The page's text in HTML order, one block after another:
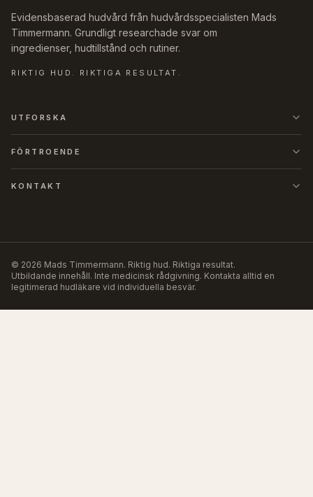
Evidensbaserad hudvård från hudvårdsspecialisten Mads
Timmermann. Grundligt researchade svar om
ingredienser, hudtillstånd och rutiner.
RIKTIG HUD. RIKTIGA RESULTAT.
UTFORSKA
FÖRTROENDE
KONTAKT
© 2026 Mads Timmermann. Riktig hud. Riktiga resultat.
Utbildande innehåll. Inte medicinsk rådgivning. Kontakta alltid en
legitimerad hudläkare vid individuella besvär.